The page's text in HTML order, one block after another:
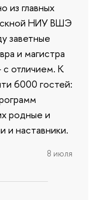
из главных
НИУ ВШЭ
заветные
и магистра
отличием. К
6000 гостей:
родные и
и наставники.
8 июля